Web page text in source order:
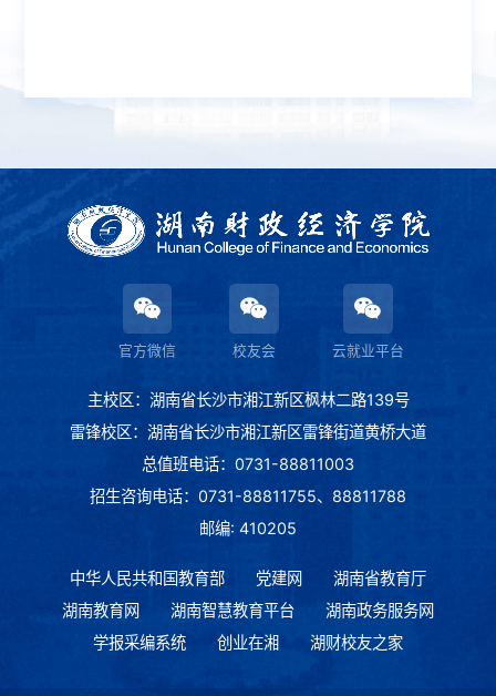
官方微信 校友会 云就业平台
主校区：湖南省长沙市湘江新区枫林二路139号
雷锋校区：湖南省长沙市湘江新区雷锋街道黄桥大道
总值班电话：0731-88811003
招生咨询电话：0731-88811755、88811788
邮编: 410205
中华人民共和国教育部 党建网
湖南省教育厅
湖南教育网
湖南智慧教育平台
湖南政务服务网
学报采编系统
创业在湘 湖财校友之家